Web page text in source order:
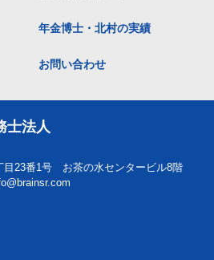
年金博士・北村の実績
お問い合わせ
士法人
目23番1号 お茶の水センタービル8階